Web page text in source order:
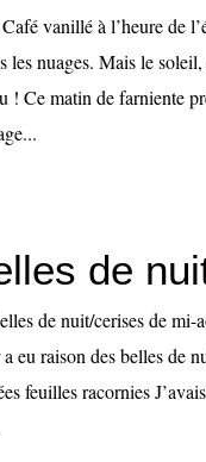
vanillé à l’heure de
les nuages. Mais le
! Ce matin de farniente
de
de nuit/cerises de
raison des belles de
feuilles racornies